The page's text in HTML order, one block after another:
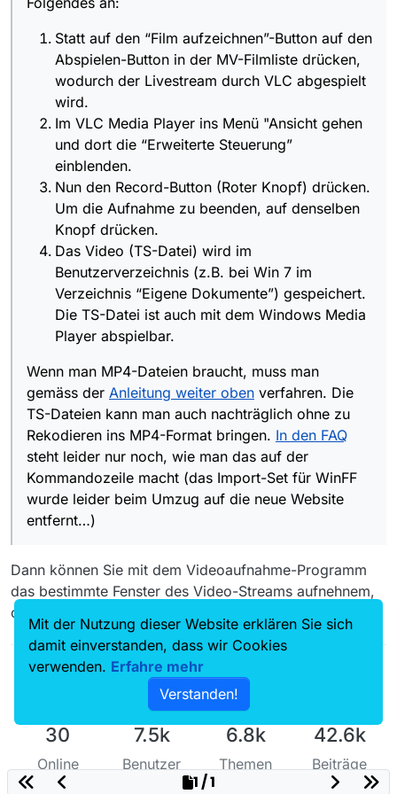
Um die Aufnahme zu beenden, auf denselben
Knopf drücken.
Das Video (TS-Datei) wird im Benutzerverzeichnis
(z.B. bei Win 7 im Verzeichnis “Eigene
Dokumente”) gespeichert. Die TS-Datei ist auch mit
Website entfernt…)
Statt auf den “Film aufzeichnen”-Button auf den
Abspielen-Button in der MV-Filmliste drücken,
wodurch der Livestream durch VLC abgespielt
wird.
Im VLC Media Player ins Menü "Ansicht gehen
und dort die “Erweiterte Steuerung”
einblenden.
Nun den Record-Button (Roter Knopf) drücken.
Um die Aufnahme zu beenden, auf denselben
Knopf drücken.
Das Video (TS-Datei) wird im
Benutzerverzeichnis (z.B. bei Win 7 im
Verzeichnis “Eigene Dokumente”) gespeichert.
Die TS-Datei ist auch mit dem Windows Media
Player abspielbar.
Wenn man MP4-Dateien braucht, muss man
gemäss der Anleitung weiter oben verfahren. Die
TS-Dateien kann man auch nachträglich ohne zu
Rekodieren ins MP4-Format bringen. In den FAQ
steht leider nur noch, wie man das auf der
Kommandozeile macht (das Import-Set für WinFF
wurde leider beim Umzug auf die neue Website
entfernt…)
Dann können Sie mit dem Videoaufnahme-Programm
das bestimmte Fenster des Video-Streams aufnehnem,
ohne das Video zu downloaden.
30
Online
7.5k
Benutzer
6.8k
Themen
42.6k
Beiträge
1 / 1
Mit der Nutzung dieser Website erklären Sie sich
damit einverstanden, dass wir Cookies
verwenden. Erfahre mehr
Verstanden!